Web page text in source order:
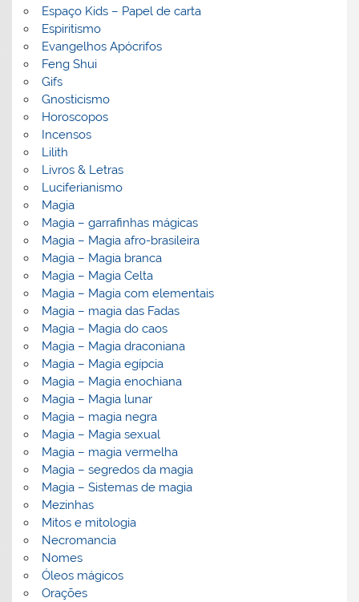
Espaço Kids – Papel de carta
Espiritismo
Evangelhos Apócrifos
Feng Shui
Gifs
Gnosticismo
Horoscopos
Incensos
Lilith
Livros & Letras
Luciferianismo
Magia
Magia – garrafinhas mágicas
Magia – Magia afro-brasileira
Magia – Magia branca
Magia – Magia Celta
Magia – Magia com elementais
Magia – magia das Fadas
Magia – Magia do caos
Magia – Magia draconiana
Magia – Magia egípcia
Magia – Magia enochiana
Magia – Magia lunar
Magia – magia negra
Magia – Magia sexual
Magia – magia vermelha
Magia – segredos da magia
Magia – Sistemas de magia
Mezinhas
Mitos e mitologia
Necromancia
Nomes
Óleos mágicos
Orações